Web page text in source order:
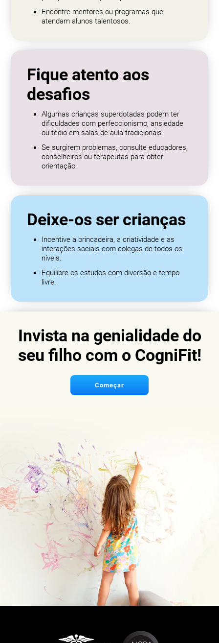
Encontre mentores ou programas que
atendam alunos talentosos.
Fique atento aos
desafios
Algumas crianças superdotadas podem ter
dificuldades com perfeccionismo, ansiedade
ou tédio em salas de aula tradicionais.
Se surgirem problemas, consulte educadores,
conselheiros ou terapeutas para obter
orientação.
Deixe-os ser crianças
Incentive a brincadeira, a criatividade e as
interações sociais com colegas de todos os
níveis.
Equilibre os estudos com diversão e tempo
livre.
Invista na genialidade do
seu filho com o CogniFit!
Começar